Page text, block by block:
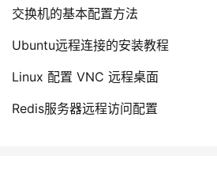
交换机的基本配置方法
Ubuntu远程连接的安装教程
Linux 配置 VNC 远程桌面
Redis服务器远程访问配置